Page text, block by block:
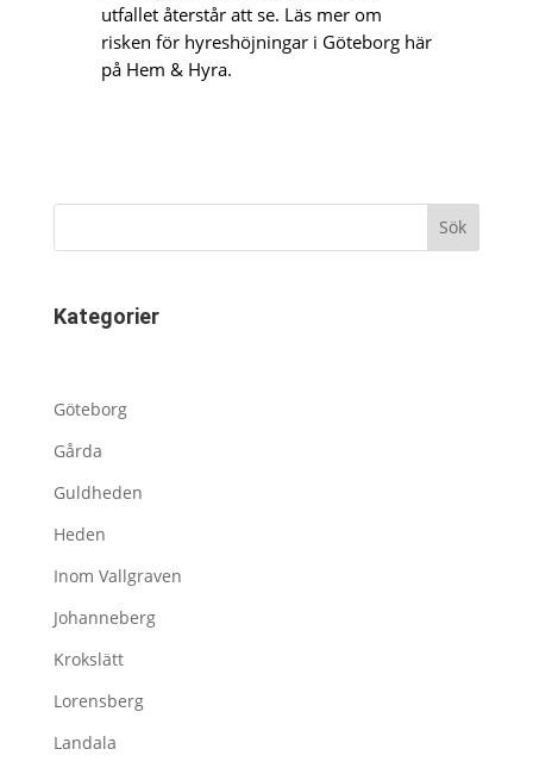
utfallet återstår att se. Läs mer om
risken för hyreshöjningar i Göteborg här
på Hem & Hyra.
Sök
Kategorier
Göteborg
Gårda
Guldheden
Heden
Inom Vallgraven
Johanneberg
Krokslätt
Lorensberg
Landala